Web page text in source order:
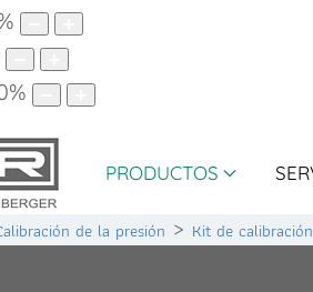
%
PRODUCTOS
de la presión Kit de